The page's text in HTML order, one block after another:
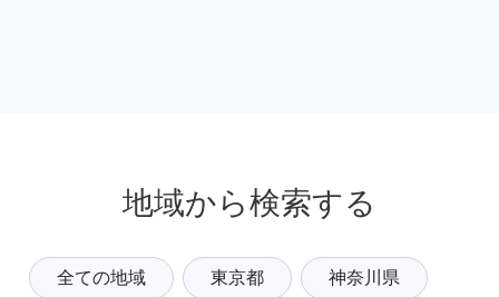
地域から検索する
全ての地域 東京都 神奈川県